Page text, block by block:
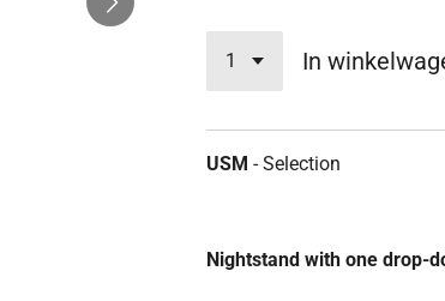
In
USM - Selection
Nightstand with one drop-